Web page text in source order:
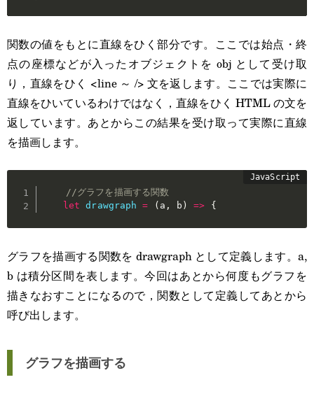
関数の値をもとに直線をひく部分です。ここでは始点・終
点の座標などが入ったオブジェクトを obj として受け取
り，直線をひく <line ～ /> 文を返します。ここでは実際に
直線をひいているわけではなく，直線をひく HTML の文を
返しています。あとからこの結果を受け取って実際に直線
を描画します。
//グラフを描画する関数
let
drawgraph = ( a , b ) => {
グラフを描画する関数を drawgraph として定義します。a,
b は積分区間を表します。今回はあとから何度もグラフを
描きなおすことになるので，関数として定義してあとから
呼び出します。
グラフを描画する